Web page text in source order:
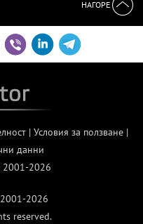
НАГОРЕ
| Условия за ползване|
данни
2001-2026
2026
reserved.